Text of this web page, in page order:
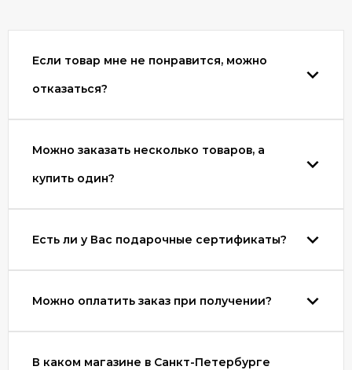
Если товар мне не понравится, можно
отказаться?
Можно заказать несколько товаров, а
купить один?
Есть ли у Вас подарочные сертификаты?
Можно оплатить заказ при получении?
В каком магазине в Санкт-Петербурге